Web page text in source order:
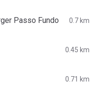
Passo Fundo 0.7 km
0.45 km
0.71 km